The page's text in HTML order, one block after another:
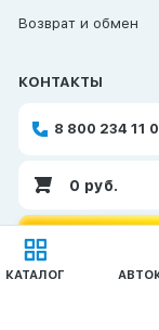
Возврат и обмен
КОНТАКТЫ
8 800 234 11
0 руб.
КАТАЛОГ
Каталог